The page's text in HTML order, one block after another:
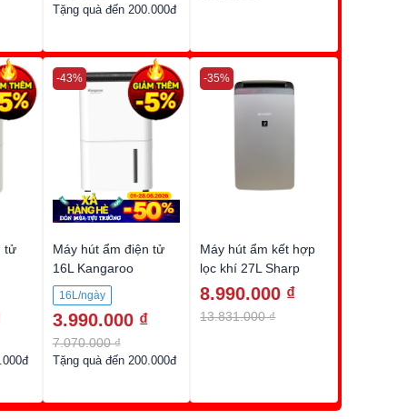
Tặng quà đến 200.000đ
tử
Máy hút ẩm điện tử
16L Kangaroo
KGDH16
16L/ngày
3.990.000 ₫
7.070.000 ₫
-43%
Tặng quà đến 200.000đ
Máy hút ẩm kết hợp
lọc khí 27L Sharp
DW-J27FV-S
8.990.000 ₫
13.831.000 ₫
-35%